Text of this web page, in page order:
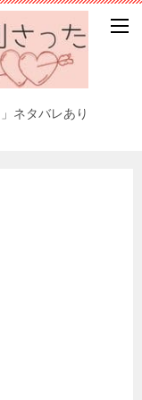
ネタバレあり